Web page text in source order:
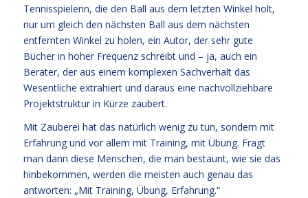
Tennisspielerin, die den Ball aus dem letzten Winkel holt,
nur um gleich den nächsten Ball aus dem nächsten
entfernten Winkel zu holen, ein Autor, der sehr gute
Bücher in hoher Frequenz schreibt und – ja, auch ein
Berater, der aus einem komplexen Sachverhalt das
Wesentliche extrahiert und daraus eine nachvollziehbare
Projektstruktur in Kürze zaubert.
Mit Zauberei hat das natürlich wenig zu tun, sondern mit
Erfahrung und vor allem mit Training, mit Übung. Fragt
man dann diese Menschen, die man bestaunt, wie sie das
hinbekommen, werden die meisten auch genau das
antworten: „Mit Training, Übung, Erfahrung.“